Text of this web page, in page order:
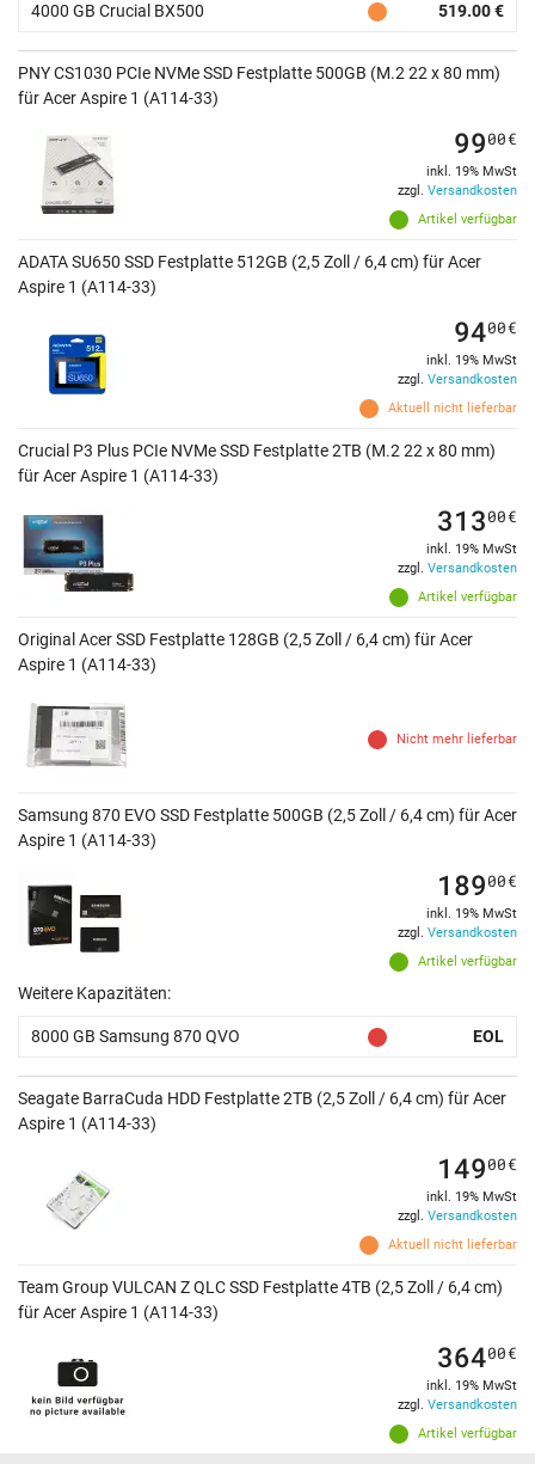
4000 GB Crucial BX500 519.00 €
PNY CS1030 PCIe NVMe SSD Festplatte 500GB (M.2 22 x 80 mm)
für Acer Aspire 1 (A114-33)
Artikel verfügbar
9900€
inkl. 19% MwSt
zzgl. Versandkosten
ADATA SU650 SSD Festplatte 512GB (2,5 Zoll / 6,4 cm) für Acer
Aspire 1 (A114-33)
Aktuell nicht lieferbar
9400€
inkl. 19% MwSt
zzgl. Versandkosten
Crucial P3 Plus PCIe NVMe SSD Festplatte 2TB (M.2 22 x 80 mm)
für Acer Aspire 1 (A114-33)
Artikel verfügbar
31300€
inkl. 19% MwSt
zzgl. Versandkosten
Original Acer SSD Festplatte 128GB (2,5 Zoll / 6,4 cm) für Acer
Aspire 1 (A114-33)
Nicht mehr lieferbar
Samsung 870 EVO SSD Festplatte 500GB (2,5 Zoll / 6,4 cm) für Acer
Aspire 1 (A114-33)
Artikel verfügbar
18900€
inkl. 19% MwSt
zzgl. Versandkosten
Weitere Kapazitäten:
8000 GB Samsung 870 QVO EOL
Seagate BarraCuda HDD Festplatte 2TB (2,5 Zoll / 6,4 cm) für Acer
Aspire 1 (A114-33)
Aktuell nicht lieferbar
14900€
inkl. 19% MwSt
zzgl. Versandkosten
Team Group VULCAN Z QLC SSD Festplatte 4TB (2,5 Zoll / 6,4 cm)
für Acer Aspire 1 (A114-33)
Artikel verfügbar
36400€
inkl. 19% MwSt
zzgl. Versandkosten